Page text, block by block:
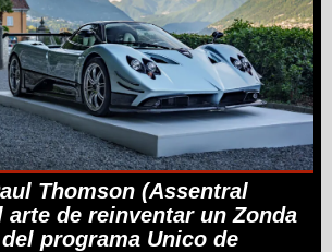
Thomson (Assentral
arte de reinventar un Zonda
programa Unico de